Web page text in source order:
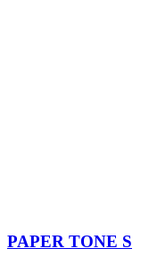
PAPER TONE S